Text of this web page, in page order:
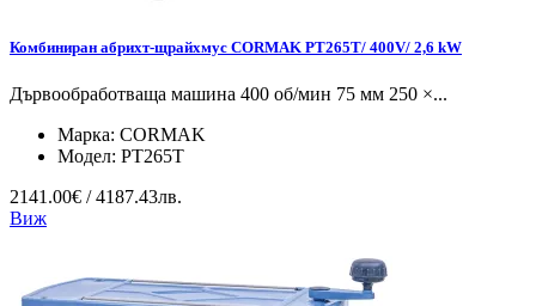
Комбиниран абрихт-щрайхмус CORMAK PT265T/ 400V/ 2,6 kW
Дървообработваща машина 400 об/мин 75 мм 250 ×...
Марка: CORMAK
Модел: PT265T
2141.00€ / 4187.43лв.
Виж